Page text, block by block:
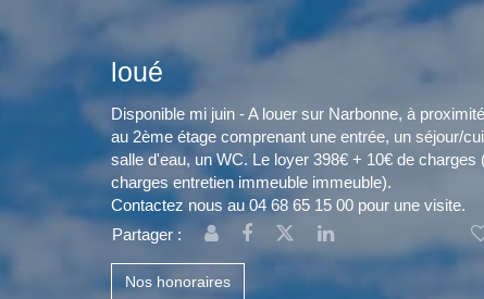
loué
Disponible mi juin - A louer sur Narbonne, à
au 2ème étage comprenant une entrée, un séjour/
salle d'eau, un WC. Le loyer 398€ + 10€ de
charges entretien immeuble immeuble).
Contactez nous au 04 68 65 15 00 pour une visite.
Partager :
Nos honoraires